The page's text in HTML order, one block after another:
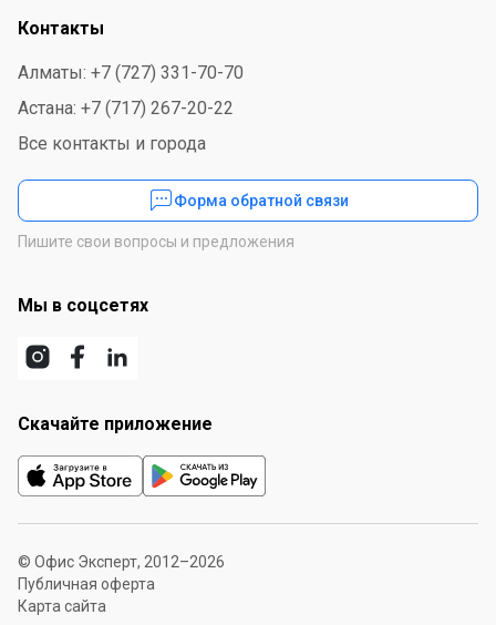
Контакты
Алматы: +7 (727) 331-70-70
Астана: +7 (717) 267-20-22
Все контакты и города
Форма обратной связи
Пишите свои вопросы и предложения
Мы в соцсетях
Скачайте приложение
© Офис Эксперт, 2012–2026
Публичная оферта
Карта сайта